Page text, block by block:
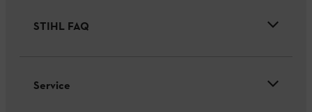
STIHL FAQ
Service